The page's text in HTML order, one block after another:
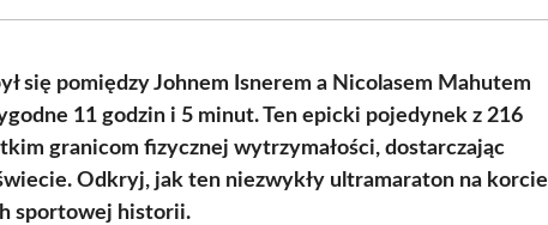
(Twitter)
się pomiędzy Johnem Isnerem a Nicolasem Mahutem
11 godzin i 5 minut. Ten epicki pojedynek z 216
granicom fizycznej wytrzymałości, dostarczając
Odkryj, jak ten niezwykły ultramaraton na korcie
sportowej historii.